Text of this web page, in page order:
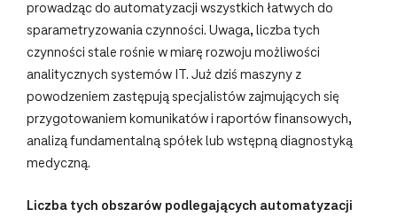
prowadząc do automatyzacji wszystkich łatwych do
sparametryzowania czynności. Uwaga, liczba tych
czynności stale rośnie w miarę rozwoju możliwości
analitycznych systemów IT. Już dziś maszyny z
powodzeniem zastępują specjalistów zajmujących się
przygotowaniem komunikatów i raportów finansowych,
analizą fundamentalną spółek lub wstępną diagnostyką
medyczną.
Liczba tych obszarów podlegających automatyzacji